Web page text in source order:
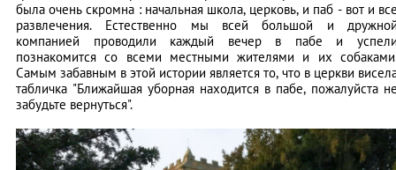
была очень скромна : начальная школа, церковь, и паб - вот и
развлечения. Естественно мы всей большой и
компанией проводили каждый вечер в пабе и
познакомится со всеми местными жителями и их
Самым забавным в этой истории является то, что в церкви
табличка "Ближайшая уборная находится в пабе, пожалуйста
забудьте вернуться".